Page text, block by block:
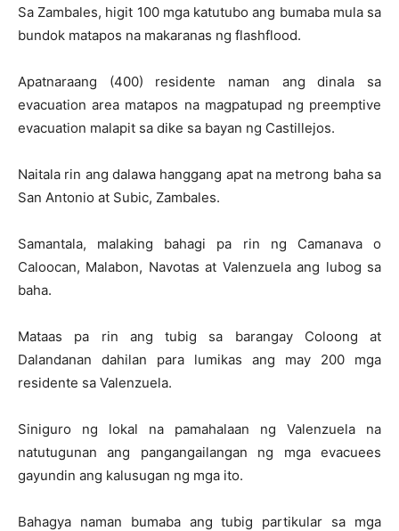
Sa Zambales, higit 100 mga katutubo ang bumaba mula sa
bundok matapos na makaranas ng flashflood.
Apatnaraang (400) residente naman ang dinala sa
evacuation area matapos na magpatupad ng preemptive
evacuation malapit sa dike sa bayan ng Castillejos.
Naitala rin ang dalawa hanggang apat na metrong baha sa
San Antonio at Subic, Zambales.
Samantala, malaking bahagi pa rin ng Camanava o
Caloocan, Malabon, Navotas at Valenzuela ang lubog sa
baha.
Mataas pa rin ang tubig sa barangay Coloong at
Dalandanan dahilan para lumikas ang may 200 mga
residente sa Valenzuela.
Siniguro ng lokal na pamahalaan ng Valenzuela na
natutugunan ang pangangailangan ng mga evacuees
gayundin ang kalusugan ng mga ito.
Bahagya naman bumaba ang tubig partikular sa mga